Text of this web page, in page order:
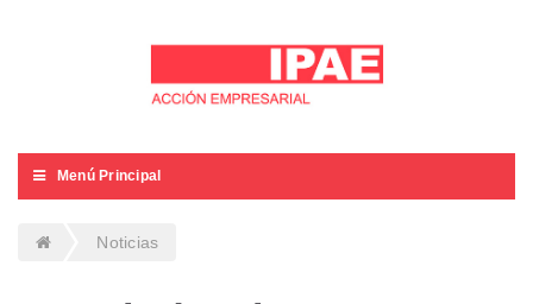
Menú Principal
Noticias